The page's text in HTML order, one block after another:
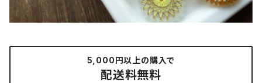
5,000円以上の購入で
配送料無料